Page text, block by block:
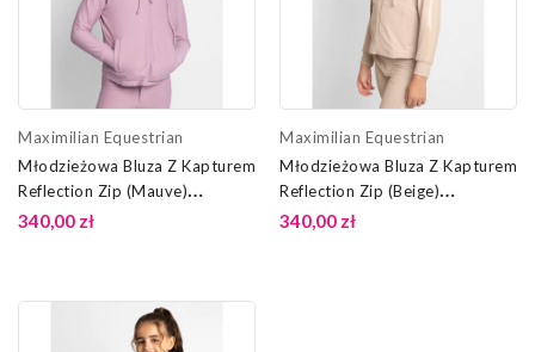
Maximilian Equestrian
Młodzieżowa Bluza Z Kapturem
Reflection Zip (Mauve)
Maximilian Equestrian
340,00 zł
Maximilian Equestrian
Młodzieżowa Bluza Z Kapturem
Reflection Zip (Beige)
Maximilian Equestrian
340,00 zł